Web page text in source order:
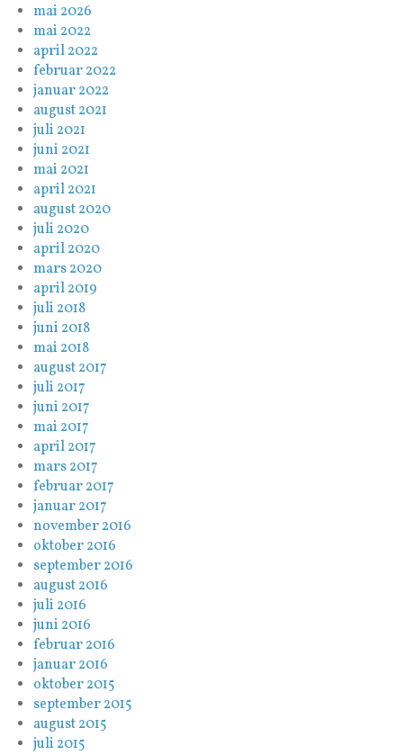
mai 2026
mai 2022
april 2022
februar 2022
januar 2022
august 2021
juli 2021
juni 2021
mai 2021
april 2021
august 2020
juli 2020
april 2020
mars 2020
april 2019
juli 2018
juni 2018
mai 2018
august 2017
juli 2017
juni 2017
mai 2017
april 2017
mars 2017
februar 2017
januar 2017
november 2016
oktober 2016
september 2016
august 2016
juli 2016
juni 2016
februar 2016
januar 2016
oktober 2015
september 2015
august 2015
juli 2015